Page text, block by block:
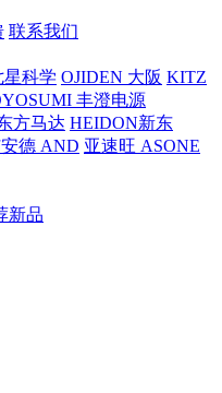
联系我们
星科学 OJIDEN 大阪 KITZ
丰澄电源
方马达 HEIDON新东
德 AND 亚速旺 ASONE
新品